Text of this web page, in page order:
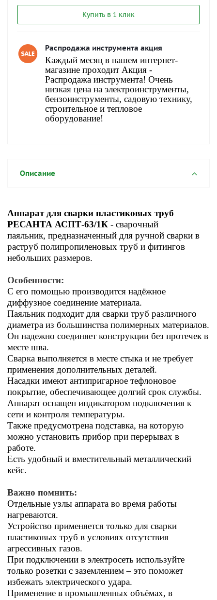
Купить в 1 клик
Распродажа инструмента акция
Каждый месяц в нашем интернет-
магазине проходит Акция -
Распродажа инструмента! Очень
низкая цена на электроинструменты,
бензоинструменты, садовую технику,
строительное и тепловое
оборудование!
Описание
Аппарат для сварки пластиковых труб
РЕСАНТА АСПТ-63/1К - сварочный
паяльник, предназначенный для ручной сварки в
раструб полипропиленовых труб и фитингов
небольших размеров.
Особенности:
С его помощью производится надёжное
диффузное соединение материала.
Паяльник подходит для сварки труб различного
диаметра из большинства полимерных материалов.
Он надежно соединяет конструкции без протечек в
месте шва.
Сварка выполняется в месте стыка и не требует
применения дополнительных деталей.
Насадки имеют антипригарное тефлоновое
покрытие, обеспечивающее долгий срок службы.
Аппарат оснащен индикатором подключения к
сети и контроля температуры.
Также предусмотрена подставка, на которую
можно установить прибор при перерывах в
работе.
Есть удобный и вместительный металлический
кейс.
Важно помнить:
Отдельные узлы аппарата во время работы
нагреваются.
Устройство применяется только для сварки
пластиковых труб в условиях отсутствия
агрессивных газов.
При подключении в электросеть используйте
только розетки с заземлением – это поможет
избежать электрического удара.
Применение в промышленных объёмах, в